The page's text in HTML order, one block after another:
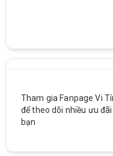
Tham gia Fanpage Vi
để theo dõi nhiều ưu
bạn